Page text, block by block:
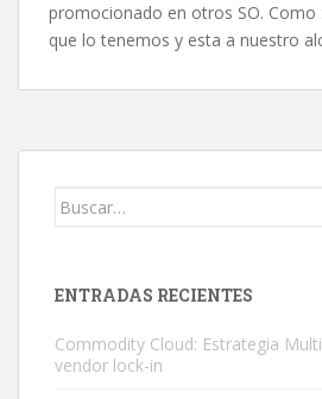
promocionado en otros SO. Como
que lo tenemos y esta a nuestro
Buscar:
ENTRADAS RECIENTES
Commodity Cloud: Estrategia
vendor lock-in